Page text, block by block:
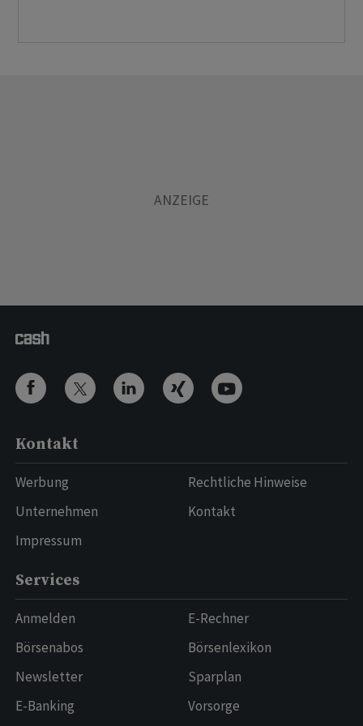
Kontakt
Werbung
Unternehmen
Impressum
Rechtliche Hinweise
Kontakt
Services
Anmelden
Börsenabos
Newsletter
E-Banking
E-Rechner
Börsenlexikon
Sparplan
Vorsorge